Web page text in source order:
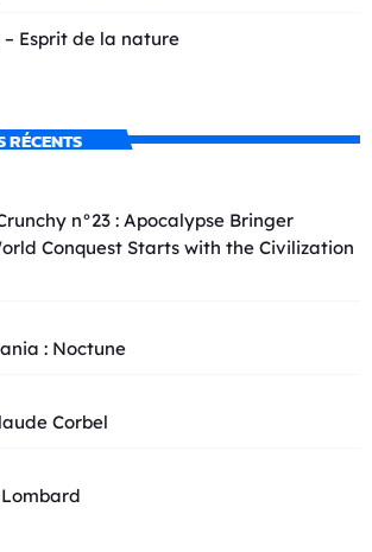
– Esprit de la nature
RÉCENTS
n°23 : Apocalypse Bringer
Conquest Starts with the Civilization
: Noctune
Corbel